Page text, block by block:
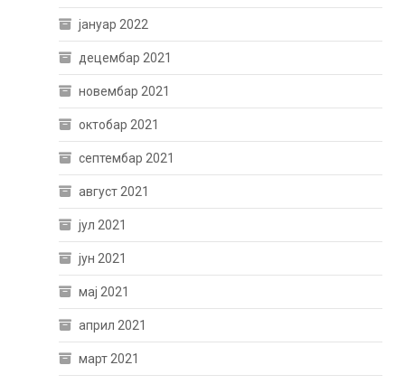
јануар 2022
децембар 2021
новембар 2021
октобар 2021
септембар 2021
август 2021
јул 2021
јун 2021
мај 2021
април 2021
март 2021